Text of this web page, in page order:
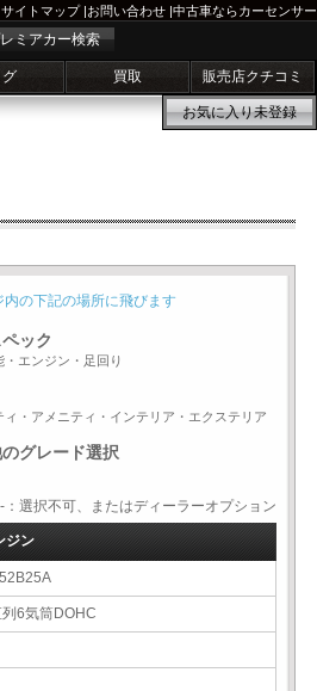
サイトマップ|お問い合わせ |中古車ならカーセンサー
ミアカー検索
買取 販売店クチコミ
お気に入り未登録
内の下記の場所に飛びます
ック
・エンジン・足回り
ィ・アメニティ・インテリア・エクステリア
グレード選択
択不可、またはディーラーオプション
ジン
6気筒DOHC